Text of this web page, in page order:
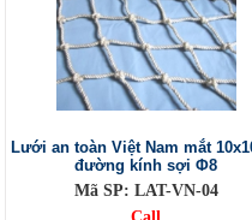
Lưới an toàn Việt Nam mắt
đường kính sợi Φ8
Mã SP: LAT-VN-04